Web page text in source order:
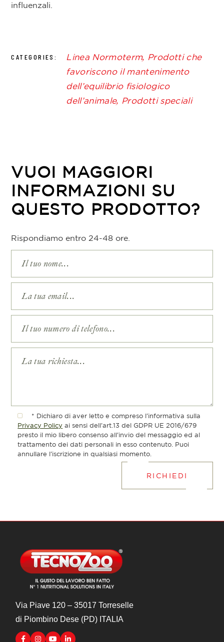
influenzali.
CATEGORIES: Linea Normoterm, Prodotti che
favoriscono il mantenimento
dell’equilibrio fisiologico
dell’animale, Prodotti speciali
VUOI MAGGIORI
INFORMAZIONI SU
QUESTO PRODOTTO?
Rispondiamo entro 24-48 ore.
* Dichiaro di aver letto e compreso l'informativa sulla
Privacy Policy ai sensi dell'art.13 del GDPR UE 2016/679
presto il mio libero consenso all'invio del messaggio ed al
trattamento dei dati personali in esso contenuto. Puoi
annullare l'iscrizione in qualsiasi momento.
RICHIEDI
Via Piave 120 – 35017 Torreselle
di Piombino Dese (PD) ITALIA